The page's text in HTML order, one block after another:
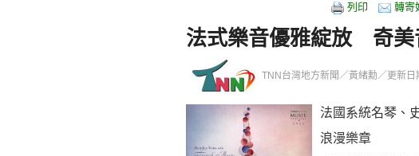
列印 轉寄
法式樂音優雅綻放 奇美
TNN台灣地方新聞／黃緒勳／更新
法國系統名琴、
浪漫樂章